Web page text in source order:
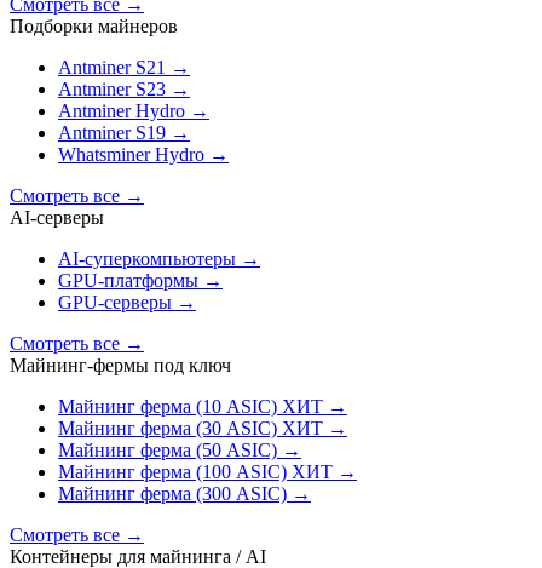
Смотреть все →
Подборки майнеров
Antminer S21 →
Antminer S23 →
Antminer Hydro →
Antminer S19 →
Whatsminer Hydro →
Смотреть все →
AI‑серверы
AI‑суперкомпьютеры →
GPU‑платформы →
GPU‑серверы →
Смотреть все →
Майнинг-фермы под ключ
Майнинг ферма (10 ASIC) ХИТ →
Майнинг ферма (30 ASIC) ХИТ →
Майнинг ферма (50 ASIC) →
Майнинг ферма (100 ASIC) ХИТ →
Майнинг ферма (300 ASIC) →
Смотреть все →
Контейнеры для майнинга / AI